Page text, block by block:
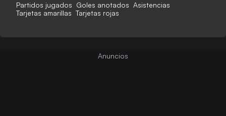
Partidos jugados Goles anotados Asistencias
Tarjetas amarillas Tarjetas rojas